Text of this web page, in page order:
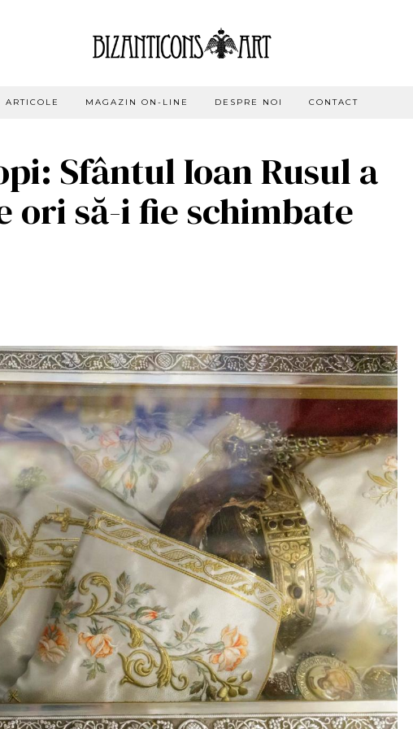
ARTICOLE MAGAZIN ON-LINE DESPRE NOI CONTACT
Sfântul Ioan Rusul a
ori să-i fie schimbate